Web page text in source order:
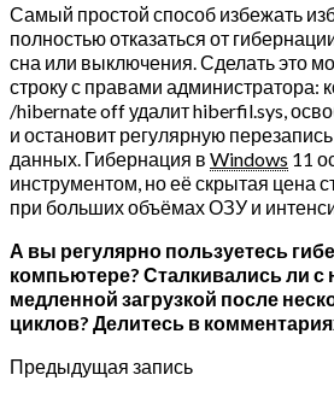
Самый простой способ избежать
полностью отказаться от
сна или выключения. Сделать это
строку с правами администратора:
/hibernate off удалит hiberfil.sys,
и остановит регулярную
данных. Гибернация в Windows 11
инструментом, но её скрытая цена
при больших объёмах ОЗУ и
А вы регулярно пользуетесь
компьютере? Сталкивались ли с
медленной загрузкой после
циклов? Делитесь в
Предыдущая запись